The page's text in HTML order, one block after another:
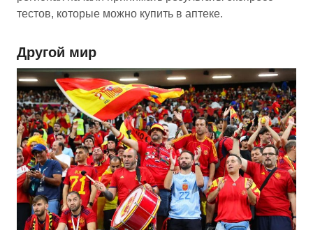
тестов, которые можно купить в аптеке.
Другой мир